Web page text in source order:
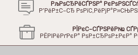
РљРѕСЂРёСЃРЅР°
Р’РёР±С–СЂ
РЇРєС–СЃРЅРёР№
РЁРІРёРґРєР° РѕР±СЂРѕР±РєР°